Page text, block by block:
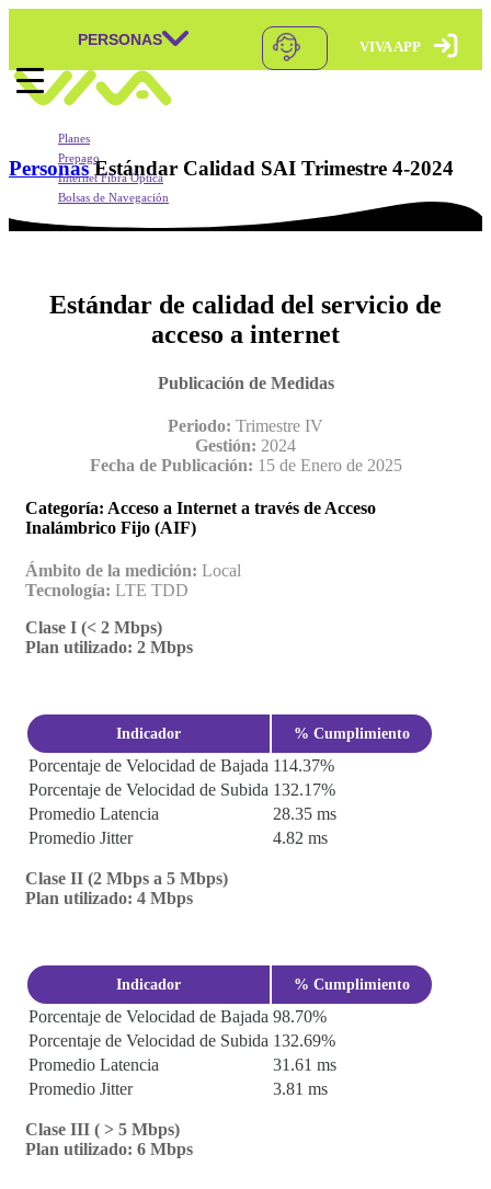
PERSONAS VIVA APP
Skip to content
Navegación principal
Planes
Móvil Postpago + Equipo
Móvil Postpago
BONUS
Prepago
Móvil Prepago
Móvil Prepago
Doble Carga
Roaming Prepago
Entretenimiento
Internet Fibra Óptica
Bolsas de Navegación
Personas Estándar Calidad SAI Trimestre 4-2024
Estándar de calidad del servicio de
acceso a internet
Publicación de Medidas
Periodo: Trimestre IV
Gestión: 2024
Fecha de Publicación: 15 de Enero de 2025
Categoría: Acceso a Internet a través de Acceso
Inalámbrico Fijo (AIF)
Ámbito de la medición: Local
Tecnología: LTE TDD
Clase I (< 2 Mbps)
Plan utilizado: 2 Mbps
Indicador % Cumplimiento
Porcentaje de Velocidad de Bajada 114.37%
Porcentaje de Velocidad de Subida 132.17%
Promedio Latencia
28.35 ms
Promedio Jitter
4.82 ms
Clase II (2 Mbps a 5 Mbps)
Plan utilizado: 4 Mbps
Indicador % Cumplimiento
Porcentaje de Velocidad de Bajada 98.70%
Porcentaje de Velocidad de Subida 132.69%
Promedio Latencia
31.61 ms
Promedio Jitter
3.81 ms
Clase III ( > 5 Mbps)
Plan utilizado: 6 Mbps